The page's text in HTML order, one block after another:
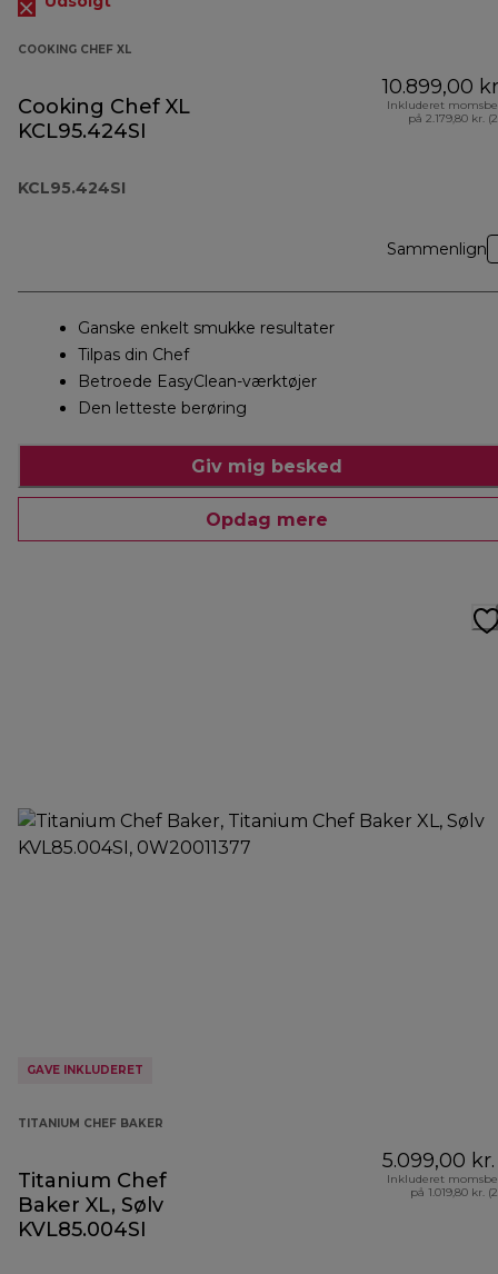
COOKING CHEF XL
Cooking Chef XL
KCL95.424SI
KCL95.424SI
10.899,00
Inkluderet
på 2.179,80 kr.
Sammenlign
Ganske enkelt smukke resultater
Tilpas din Chef
Betroede EasyClean-værktøjer
Den letteste berøring
Giv mig besked
Opdag mere
GAVE INKLUDERET
TITANIUM CHEF BAKER
Titanium Chef
Baker XL, Sølv
KVL85.004SI
5.099,00 kr.
Inkluderet
på 1.019,80 kr.